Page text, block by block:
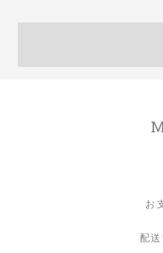
お
配